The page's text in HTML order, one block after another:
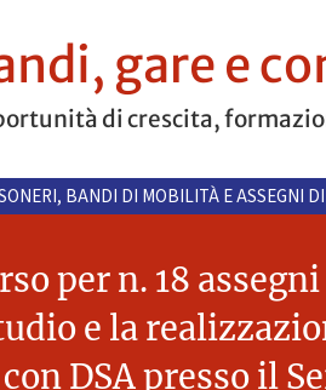
gare e
di crescita,
BANDI DI MOBILITÀ E ASSEGNI
per n. 18
e la
DSA presso il